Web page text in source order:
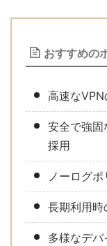
おすすめの
高速な
安全で強
採用
ノーログポ
長期利用時
多様なデ